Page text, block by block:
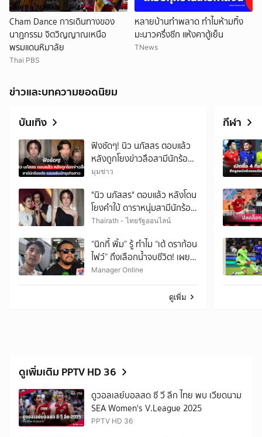
Cham Dance การเดินทางของ
นาฏกรรม จิตวิญญาณเหนือ
พรมแดนหิมาลัย
Thai PBS
หลายบ้านทำพลาด ทำไมห้ามทิ้ง
มะนาวครึ่งซีก แห้งคาตู้เย็น
TNews
ข่าวและบทความยอดนิยม
บันเทิง
ฟังชัดๆ! นิว นภัสสร ตอบแล้ว
หลังถูกโยงข่าวลือสามีนักร้อง
ดัง แอบแซ่บนักธุรกิจสาว
มุมข่าว
"นิว นภัสสร" ตอบแล้ว หลังโดน
โยงคำใบ้ ดาราหนุ่มสามีนักร้อง
ดัง แอบแซ่บนักธุรกิจสาว
Thairath - ไทยรัฐออนไลน์
“นิกกี้ พิ้ม” รู้ ทำไม “เต้ ดราก้อน
ไฟว์” ถึงเลือกน้ำจบชีวิต! เผย
เพื่อนมีปัญหาธุรกิจ แต่ไม่คิดว่า
Manager Online
ดูเพิ่ม
กีฬา
ดูเพิ่มเติม PPTV HD 36
ดูวอลเลย์บอลสด ซี วี ลีก ไทย พบ เวียดนาม
SEA Women's V.League 2025
PPTV HD 36